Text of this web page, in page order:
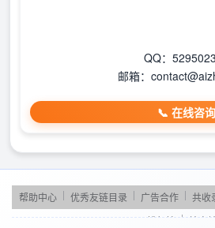
QQ：
邮箱：
📞 在线咨询
帮助中心 | 优秀友链目录 | 广告合作 | 共收
TOP排行榜 | 站点